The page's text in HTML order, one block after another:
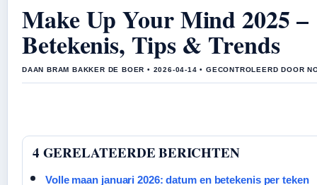
Make Up Your Mind 2025 –
Betekenis, Tips & Trends
DAAN BRAM BAKKER DE BOER • 2026-04-14 • GECONTROLEERD DOOR
4 GERELATEERDE BERICHTEN
Volle maan januari 2026: datum en betekenis per teken